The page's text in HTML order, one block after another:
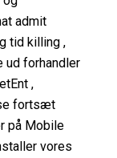
admit
tid killing ,
ud forhandler
,
fortsæt
på Mobile
vores